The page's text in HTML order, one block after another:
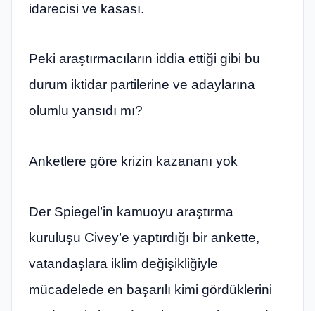
idarecisi ve kasası.
Peki araştırmacıların iddia ettiği gibi bu
durum iktidar partilerine ve adaylarına
olumlu yansıdı mı?
Anketlere göre krizin kazananı yok
Der Spiegel’in kamuoyu araştırma
kuruluşu Civey’e yaptırdığı bir ankette,
vatandaşlara iklim değişikliğiyle
mücadelede en başarılı kimi gördüklerini